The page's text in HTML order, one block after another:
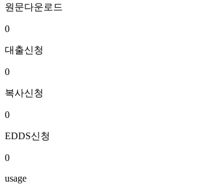
원문다운로드
0
대출신청
0
복사신청
0
EDDS신청
0
usage